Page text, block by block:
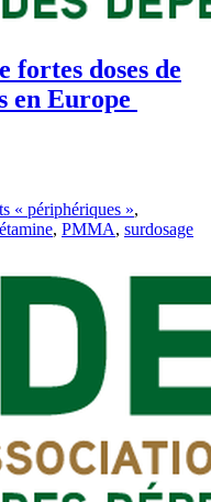
fortes doses de
en Europe
« périphériques »,
, PMMA, surdosage